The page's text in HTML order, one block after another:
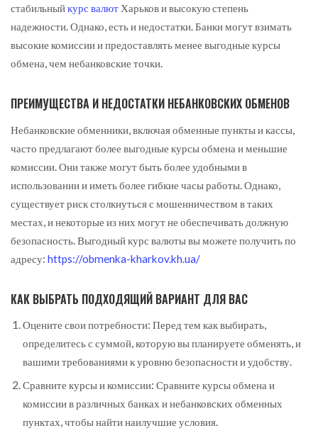
стабильныйкурс валют Харьков и высокую степень
надежности. Однако, есть и недостатки. Банки могут взимать
высокие комиссии и предоставлять менее выгодные курсы
обмена, чем небанковские точки.
ПРЕИМУЩЕСТВА И НЕДОСТАТКИ НЕБАНКОВСКИХ ОБМЕНОВ
Небанковские обменники, включая обменные пункты и кассы,
часто предлагают более выгодные курсы обмена и меньшие
комиссии. Они также могут быть более удобными в
использовании и иметь более гибкие часы работы. Однако,
существует риск столкнуться с мошенничеством в таких
местах, и некоторые из них могут не обеспечивать должную
безопасность. Выгодный курс валюты вы можете получить по
адресу: https://obmenka-kharkov.kh.ua/
КАК ВЫБРАТЬ ПОДХОДЯЩИЙ ВАРИАНТ ДЛЯ ВАС
Оцените свои потребности: Перед тем как выбирать,
определитесь с суммой, которую вы планируете обменять, и
вашими требованиями к уровню безопасности и удобству.
Сравните курсы и комиссии: Сравните курсы обмена и
комиссии в различных банках и небанковских обменных
пунктах, чтобы найти наилучшие условия.